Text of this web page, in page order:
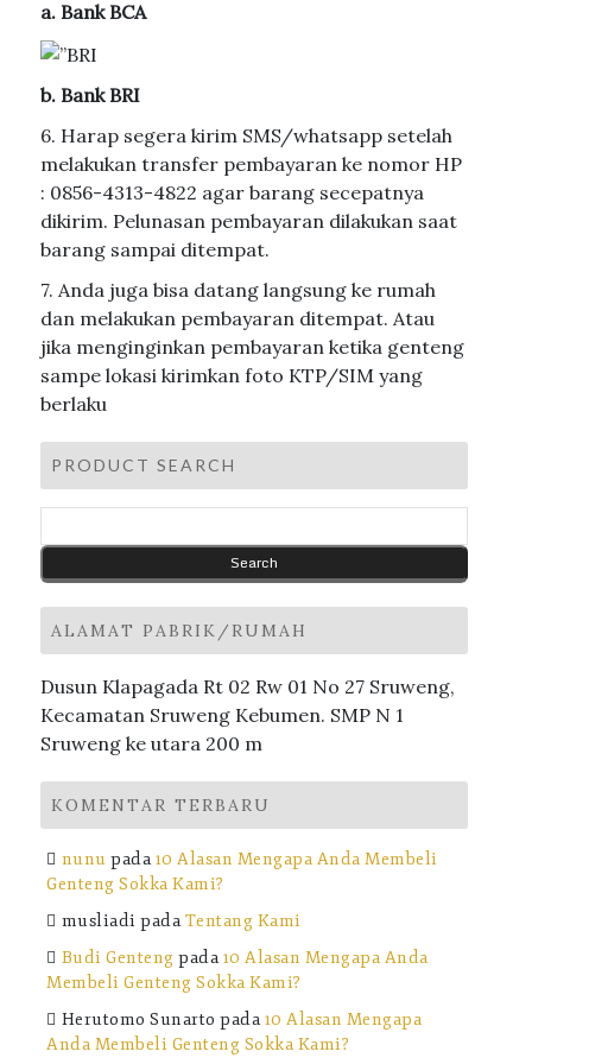
a. Bank BCA
b. Bank BRI
6. Harap segera kirim SMS/whatsapp setelah
melakukan transfer pembayaran ke nomor HP
: 0856-4313-4822 agar barang secepatnya
dikirim. Pelunasan pembayaran dilakukan saat
barang sampai ditempat.
7. Anda juga bisa datang langsung ke rumah
dan melakukan pembayaran ditempat. Atau
jika menginginkan pembayaran ketika genteng
sampe lokasi kirimkan foto KTP/SIM yang
berlaku
PRODUCT SEARCH
ALAMAT PABRIK/RUMAH
Dusun Klapagada Rt 02 Rw 01 No 27 Sruweng,
Kecamatan Sruweng Kebumen. SMP N 1
Sruweng ke utara 200 m
KOMENTAR TERBARU
nunu pada10 Alasan Mengapa Anda Membeli
Genteng Sokka Kami?
musliadi padaTentang Kami
Budi Genteng pada10 Alasan Mengapa Anda
Membeli Genteng Sokka Kami?
Herutomo Sunarto pada10 Alasan Mengapa
Anda Membeli Genteng Sokka Kami?